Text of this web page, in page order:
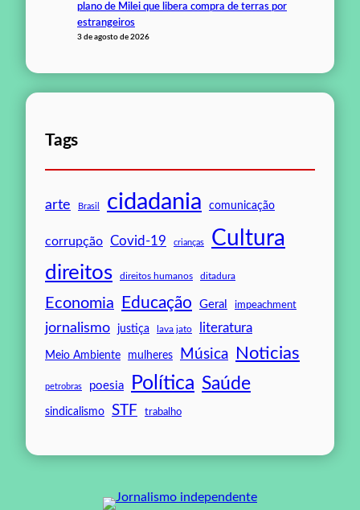
plano de Milei que libera compra de terras por
estrangeiros
3 de agosto de 2026
Tags
arte Brasil cidadania comunicação
corrupção Covid-19 crianças Cultura
direitos direitos humanos ditadura
Economia Educação Geral impeachment
jornalismo justiça lava jato literatura
Meio Ambiente mulheres Música Noticias
petrobras poesia Política Saúde
sindicalismo STF trabalho